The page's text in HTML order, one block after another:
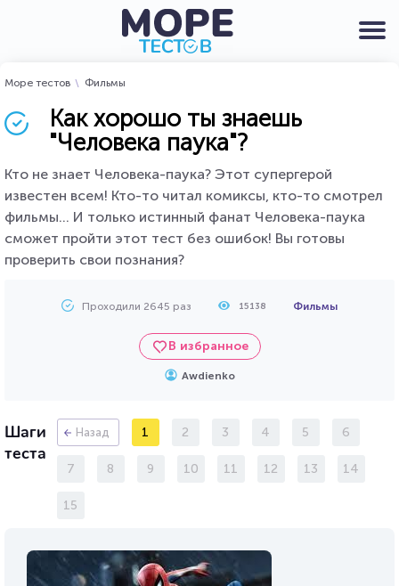
Море тестов Фильмы
Как хорошо ты знаешь
"Человека паука"?
Кто не знает Человека-паука? Этот супергерой
известен всем! Кто-то читал комиксы, кто-то смотрел
фильмы... И только истинный фанат Человека-паука
сможет пройти этот тест без ошибок! Вы готовы
проверить свои познания?
Проходили 2645 раз 15138 Фильмы
В избранное
Awdienko
Шаги
теста
Назад 1 2 3 4 5 6
7 8 9 10 11 12 13 14
15